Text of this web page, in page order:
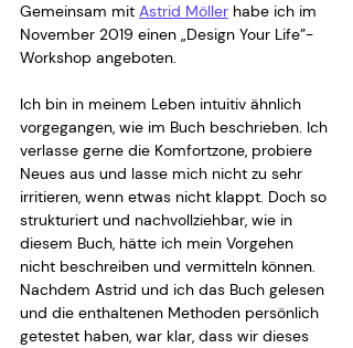
Gemeinsam mit Astrid Möller habe ich im
November 2019 einen „Design Your Life”-
Workshop angeboten.
Ich bin in meinem Leben intuitiv ähnlich
vorgegangen, wie im Buch beschrieben. Ich
verlasse gerne die Komfortzone, probiere
Neues aus und lasse mich nicht zu sehr
irritieren, wenn etwas nicht klappt. Doch so
strukturiert und nachvollziehbar, wie in
diesem Buch, hätte ich mein Vorgehen
nicht beschreiben und vermitteln können.
Nachdem Astrid und ich das Buch gelesen
und die enthaltenen Methoden persönlich
getestet haben, war klar, dass wir dieses